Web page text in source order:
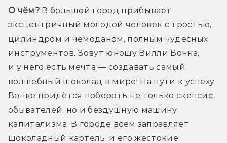
О чём? В большой город прибывает
эксцентричный молодой человек с тростью,
цилиндром и чемоданом, полным чудесных
инструментов. Зовут юношу Вилли Вонка,
и у него есть мечта — создавать самый
волшебный шоколад в мире! На пути к успеху
Вонке придётся побороть не только скепсис
обывателей, но и бездушную машину
капитализма. В городе всем заправляет
шоколадный картель, и его жестокие